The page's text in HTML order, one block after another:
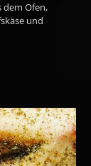
dem Ofen,
und